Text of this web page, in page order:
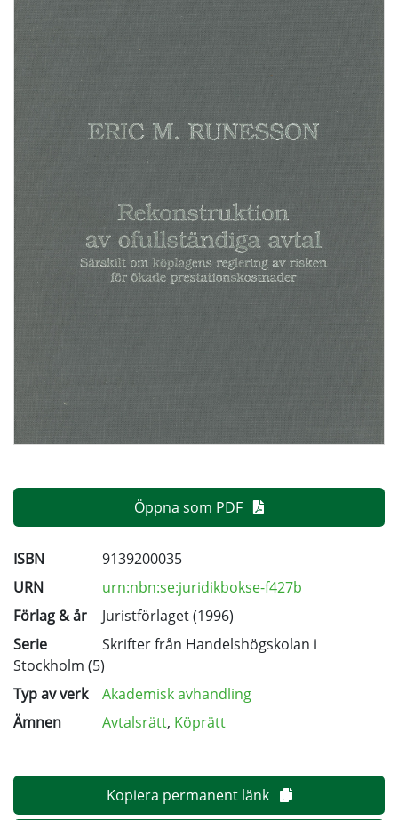
Öppna som PDF
ISBN
9139200035
URN
urn:nbn:se:juridikbokse-f427b
Förlag & år
Juristförlaget (1996)
Serie
Skrifter från Handelshögskolan i
Stockholm (5)
Typ av verk
Akademisk avhandling
Ämnen
Avtalsrätt, Köprätt
Kopiera permanent länk